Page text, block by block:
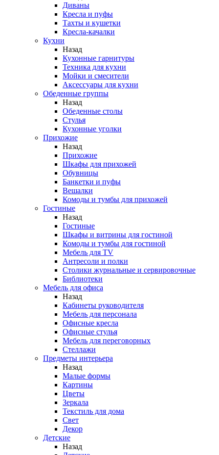
Диваны
Кресла и пуфы
Тахты и кушетки
Кресла-качалки
Кухни
Назад
Кухонные гарнитуры
Техника для кухни
Мойки и смесители
Аксессуары для кухни
Обеденные группы
Назад
Обеденные столы
Стулья
Кухонные уголки
Прихожие
Назад
Прихожие
Шкафы для прихожей
Обувницы
Банкетки и пуфы
Вешалки
Комоды и тумбы для прихожей
Гостиные
Назад
Гостиные
Шкафы и витрины для гостиной
Комоды и тумбы для гостиной
Мебель для TV
Антресоли и полки
Столики журнальные и сервировочные
Библиотеки
Мебель для офиса
Назад
Кабинеты руководителя
Мебель для персонала
Офисные кресла
Офисные стулья
Мебель для переговорных
Стеллажи
Предметы интерьера
Назад
Малые формы
Картины
Цветы
Зеркала
Текстиль для дома
Свет
Декор
Детские
Назад